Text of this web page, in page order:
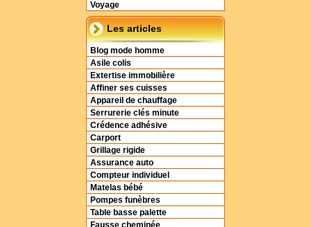
Voyage
Les articles
Blog mode homme
Asile colis
Extertise immobilière
Affiner ses cuisses
Appareil de chauffage
Serrurerie clés minute
Crédence adhésive
Carport
Grillage rigide
Assurance auto
Compteur individuel
Matelas bébé
Pompes funèbres
Table basse palette
Fausse cheminée